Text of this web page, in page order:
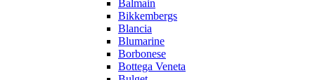
Balmain
Bikkembergs
Blancia
Blumarine
Borbonese
Bottega Veneta